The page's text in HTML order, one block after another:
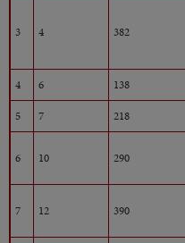
3 4 382
4
6
138
5
7 218
6 10 290
7 12 390